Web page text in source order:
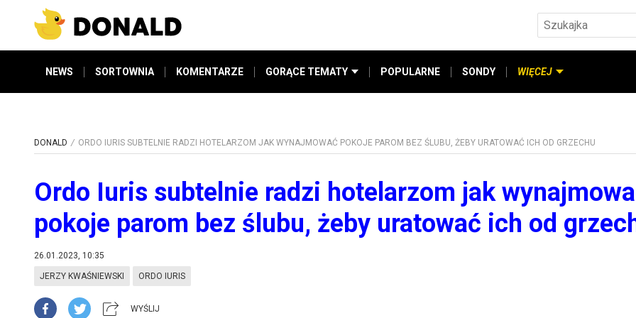
NEWS SORTOWNIA KOMENTARZE GORĄCE TEMATY POPULARNE SONDY WIĘCEJ
DONALD ORDO IURIS SUBTELNIE RADZI HOTELARZOM JAK WYNAJMOWAĆ POKOJE PAROM BEZ ŚLUBU, ŻEBY URATOWAĆ ICH OD GRZECHU
Ordo Iuris subtelnie radzi hotelarzom jak
pokoje parom bez ślubu, żeby uratować ich od
26.01.2023, 10:35
JERZY KWAŚNIEWSKI ORDO IURIS
WYŚLIJ